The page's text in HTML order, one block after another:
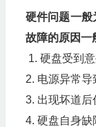
硬件问题一
故障的原因一
1. 硬盘受到
2. 电源异常导
3. 出现坏道后
4. 硬盘自身